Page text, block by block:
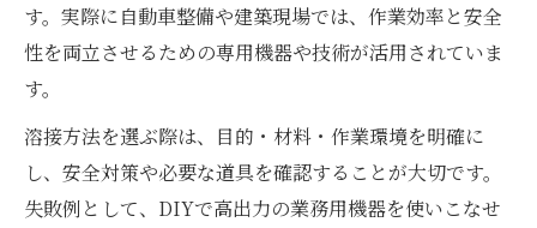
す。実際に自動車整備や建築現場では、作業効率と安全
性を両立させるための専用機器や技術が活用されていま
す。
溶接方法を選ぶ際は、目的・材料・作業環境を明確に
し、安全対策や必要な道具を確認することが大切です。
失敗例として、DIYで高出力の業務用機器を使いこなせ